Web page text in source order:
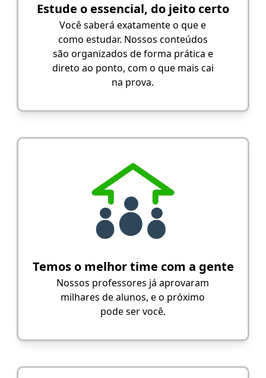
Estude o essencial, do jeito certo
Você saberá exatamente o que e
como estudar. Nossos conteúdos
são organizados de forma prática e
direto ao ponto, com o que mais cai
na prova.
Temos o melhor time com a gente
Nossos professores já aprovaram
milhares de alunos, e o próximo
pode ser você.